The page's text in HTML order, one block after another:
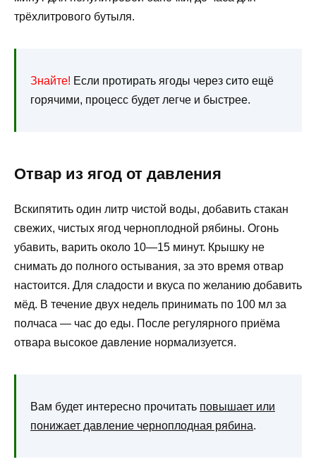
трёхлитрового бутыля.
Знайте! Если протирать ягоды через сито ещё
горячими, процесс будет легче и быстрее.
Отвар из ягод от давления
Вскипятить один литр чистой воды, добавить стакан
свежих, чистых ягод черноплодной рябины. Огонь
убавить, варить около 10—15 минут. Крышку не
снимать до полного остывания, за это время отвар
настоится. Для сладости и вкуса по желанию добавить
мёд. В течение двух недель принимать по 100 мл за
полчаса — час до еды. После регулярного приёма
отвара высокое давление нормализуется.
Вам будет интересно прочитать повышает или
понижает давление черноплодная рябина.